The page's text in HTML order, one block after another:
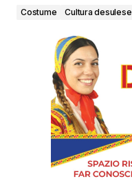
Costume Cultura desulese